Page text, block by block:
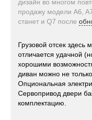
дизайн во многом
продажу модели A6,
станет и Q7 после
Грузовой отсек
отличается удачной
хорошими
диван можно не
Опциональная
Сервопривод двери
комплектацию.